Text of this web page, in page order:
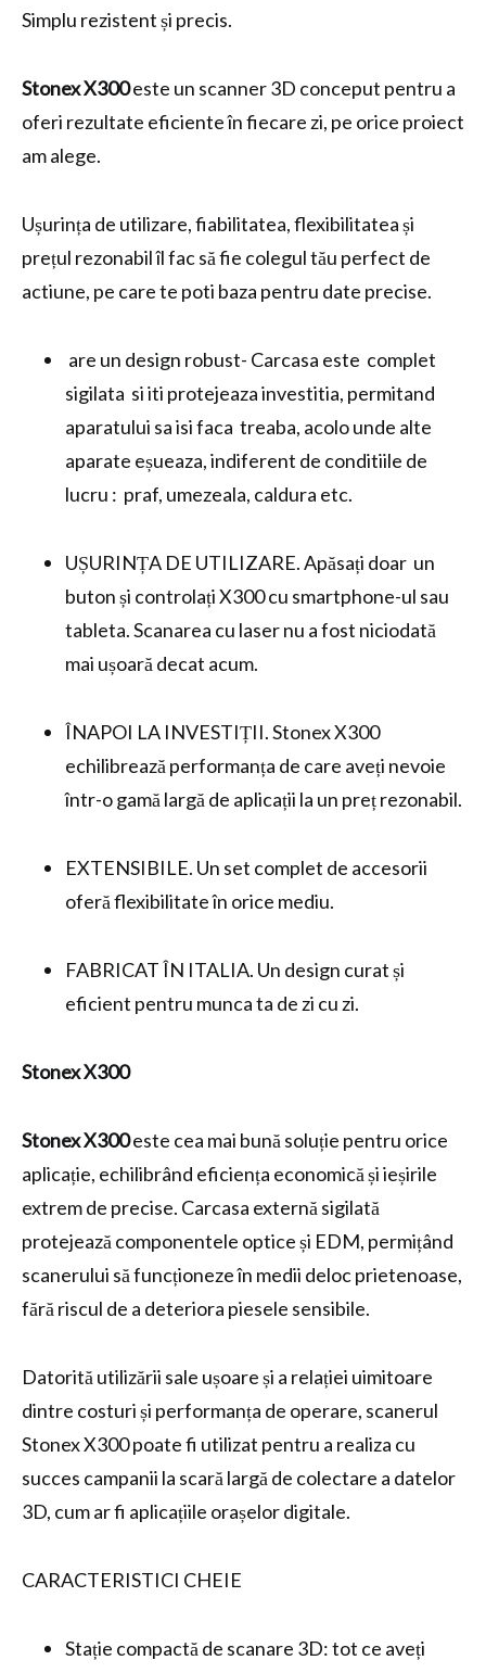
Simplu rezistent și precis.
Stonex X300este un scanner 3D conceput pentru a
oferi rezultate eficiente în fiecare zi, pe orice proiect
am alege.
Ușurința de utilizare, fiabilitatea, flexibilitatea și
prețul rezonabil îl fac să fie colegul tău perfect de
actiune, pe care te poti baza pentru date precise.
are un design robust- Carcasa este complet
sigilata si iti protejeaza investitia, permitand
aparatului sa isi faca treaba, acolo unde alte
aparate eșueaza, indiferent de conditiile de
lucru : praf, umezeala, caldura etc.
UȘURINȚA DE UTILIZARE. Apăsați doar un
buton și controlați X300 cu smartphone-ul sau
tableta. Scanarea cu laser nu a fost niciodată
mai ușoară decat acum.
ÎNAPOI LA INVESTIȚII. Stonex X300
echilibrează performanța de care aveți nevoie
într-o gamă largă de aplicații la un preț rezonabil.
EXTENSIBILE. Un set complet de accesorii
oferă flexibilitate în orice mediu.
FABRICAT ÎN ITALIA. Un design curat și
eficient pentru munca ta de zi cu zi.
Stonex X300
Stonex X300este cea mai bună soluție pentru orice
aplicație, echilibrând eficiența economică și ieșirile
extrem de precise. Carcasa externă sigilată
protejează componentele optice și EDM, permițând
scanerului să funcționeze în medii deloc prietenoase,
fără riscul de a deteriora piesele sensibile.
Datorită utilizării sale ușoare și a relației uimitoare
dintre costuri și performanța de operare, scanerul
Stonex X300 poate fi utilizat pentru a realiza cu
succes campanii la scară largă de colectare a datelor
3D, cum ar fi aplicațiile orașelor digitale.
CARACTERISTICI CHEIE
Stație compactă de scanare 3D: tot ce aveți